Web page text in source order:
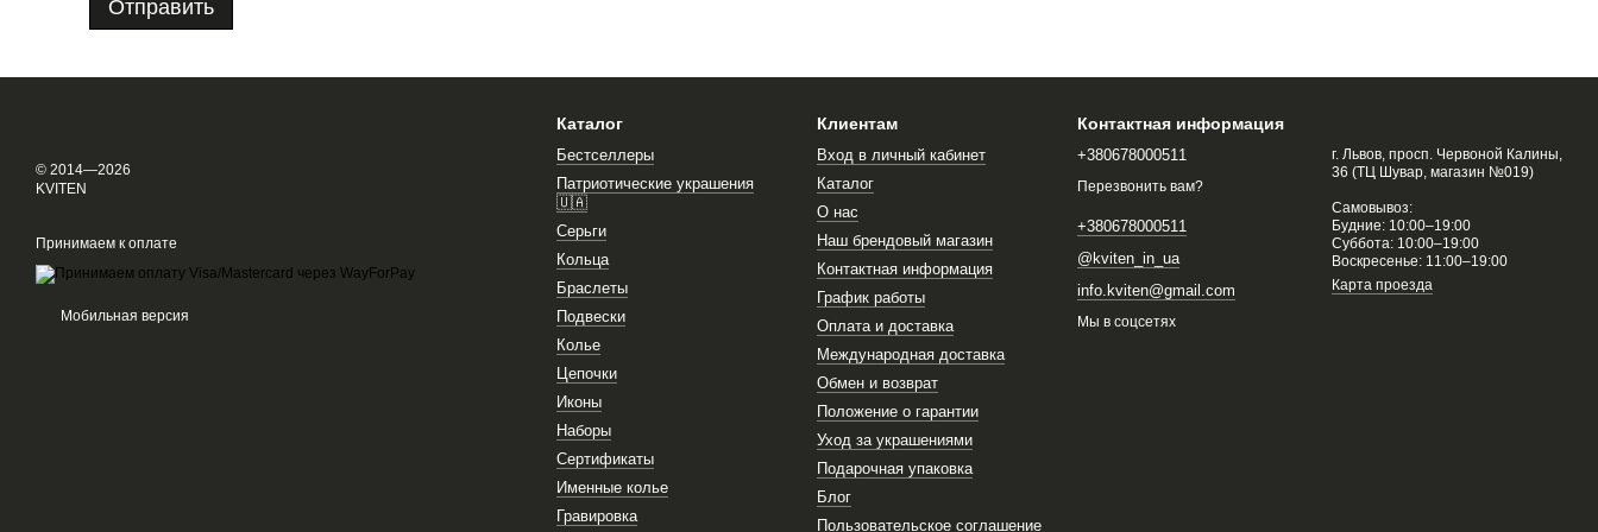
Отправить
© 2014—2026
KVITEN
Принимаем к оплате
Мобильная версия
Каталог
Бестселлеры
Патриотические украшения
🇺🇦
Серьги
Кольца
Браслеты
Подвески
Колье
Цепочки
Иконы
Наборы
Сертификаты
Именные колье
Гравировка
Клиентам
Вход в личный кабинет
Каталог
О нас
Наш брендовый магазин
Контактная информация
График работы
Оплата и доставка
Международная доставка
Обмен и возврат
Положение о гарантии
Уход за украшениями
Подарочная упаковка
Блог
Пользовательское соглашение
Контактная информация
+380678000511
Перезвонить вам?
+380678000511
@kviten_in_ua
info.kviten@gmail.com
г. Львов, просп. Червоной Калины,
36 (ТЦ Шувар, магазин №019)
Самовывоз:
Будние: 10:00–19:00
Суббота: 10:00–19:00
Воскресенье: 11:00–19:00
Карта проезда
Мы в соцсетях